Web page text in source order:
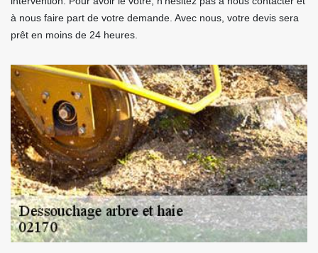
à nous faire part de votre demande. Avec nous, votre devis sera
prêt en moins de 24 heures.